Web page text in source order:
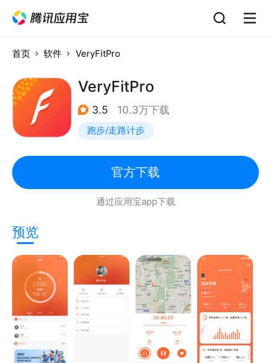
首页 软件 VeryFitPro
VeryFitPro
3.5 10.3万下载
跑步/走路计步
官方下载
通过应用宝app下载
预览